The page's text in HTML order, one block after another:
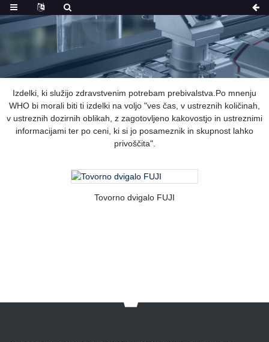
Izdelki, ki služijo zdravstvenim potrebam prebivalstva.Po mnenju
WHO bi morali biti ti izdelki na voljo "ves čas, v ustreznih količinah,
v ustreznih dozirnih oblikah, z zagotovljeno kakovostjo in ustreznimi
informacijami ter po ceni, ki si jo posameznik in skupnost lahko
privoščita".
Tovorno dvigalo FUJI